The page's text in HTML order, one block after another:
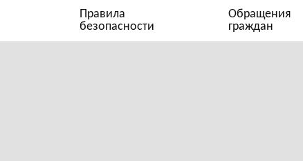
Правила
безопасности
Обращения
граждан